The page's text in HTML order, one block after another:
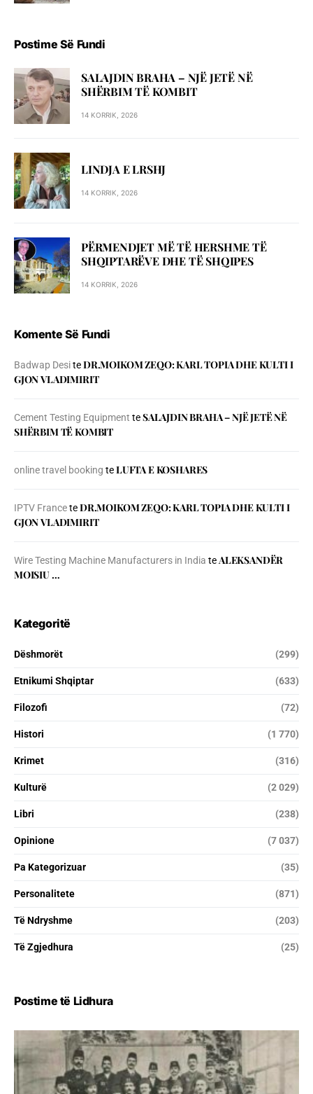
Postime Së Fundi
SALAJDIN BRAHA – NJЁ JETЁ NЁ
SHЁRBIM TЁ KOMBIT
14 KORRIK, 2026
LINDJA E LRSHJ
14 KORRIK, 2026
PËRMENDJET MË TË HERSHME TË
SHQIPTARËVE DHE TË SHQIPES
14 KORRIK, 2026
Komente Së Fundi
Badwap DesiteDR.MOIKOM ZEQO: KARL TOPIA DHE KULTI I
GJON VLADIMIRIT
Cement Testing Equipment teSALAJDIN BRAHA – NJЁ JETЁ NЁ
SHЁRBIM TЁ KOMBIT
online travel booking teLUFTA E KOSHARES
IPTV FranceteDR.MOIKOM ZEQO: KARL TOPIA DHE KULTI I
GJON VLADIMIRIT
Wire Testing Machine Manufacturers in India teALEKSANDËR
MOISIU …
Kategoritë
Dëshmorët (299)
Etnikumi Shqiptar (633)
Filozofi (72)
Histori (1 770)
Krimet (316)
Kulturë (2 029)
Libri (238)
Opinione (7 037)
Pa Kategorizuar (35)
Personalitete (871)
Të Ndryshme (203)
Të Zgjedhura (25)
Postime të Lidhura